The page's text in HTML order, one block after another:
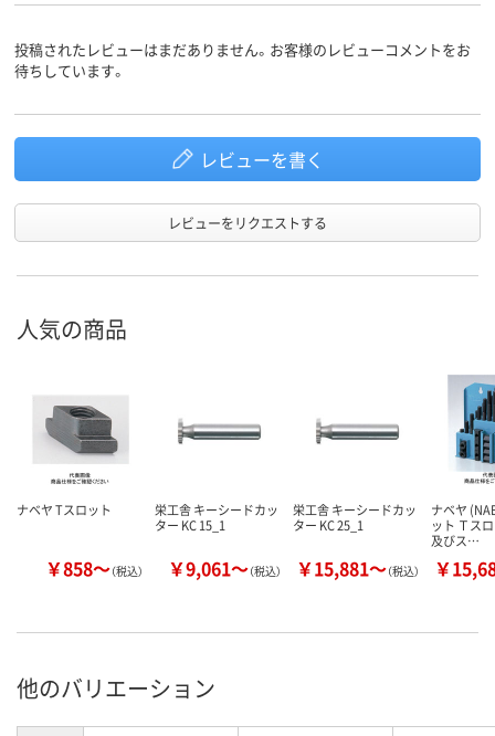
投稿されたレビューはまだありません。お客様のレビューコメントをお
待ちしています。
レビューを書く
レビューをリクエストする
人気の商品
ナベヤ Tスロット
￥858～（税込）
栄工舎 キーシードカッ
ター KC 15_1
￥9,061～（税込）
栄工舎 キーシードカッ
ター KC 25_1
￥15,881～（税込）
ナベヤ
ット Ｔス
及びス…
￥
他のバリエーション